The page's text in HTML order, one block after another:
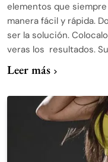
elementos que
manera fácil y rápida.
ser la solución.
veras los resultados.
Leer más